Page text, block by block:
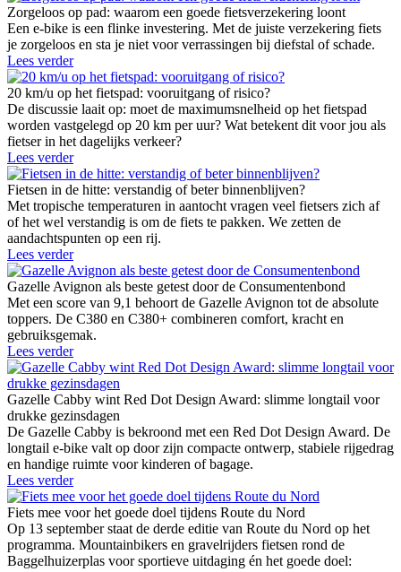
Zorgeloos op pad: waarom een goede fietsverzekering loont
Een e-bike is een flinke investering. Met de juiste verzekering fiets
je zorgeloos en sta je niet voor verrassingen bij diefstal of schade.
Lees verder
20 km/u op het fietspad: vooruitgang of risico?
De discussie laait op: moet de maximumsnelheid op het fietspad
worden vastgelegd op 20 km per uur? Wat betekent dit voor jou als
fietser in het dagelijks verkeer?
Lees verder
Fietsen in de hitte: verstandig of beter binnenblijven?
Met tropische temperaturen in aantocht vragen veel fietsers zich af
of het wel verstandig is om de fiets te pakken. We zetten de
aandachtspunten op een rij.
Lees verder
Gazelle Avignon als beste getest door de Consumentenbond
Met een score van 9,1 behoort de Gazelle Avignon tot de absolute
toppers. De C380 en C380+ combineren comfort, kracht en
gebruiksgemak.
Lees verder
Gazelle Cabby wint Red Dot Design Award: slimme longtail voor
drukke gezinsdagen
De Gazelle Cabby is bekroond met een Red Dot Design Award. De
longtail e-bike valt op door zijn compacte ontwerp, stabiele rijgedrag
en handige ruimte voor kinderen of bagage.
Lees verder
Fiets mee voor het goede doel tijdens Route du Nord
Op 13 september staat de derde editie van Route du Nord op het
programma. Mountainbikers en gravelrijders fietsen rond de
Baggelhuizerplas voor sportieve uitdaging én het goede doel: